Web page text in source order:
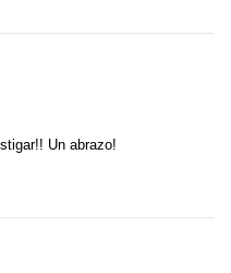
Un abrazo!